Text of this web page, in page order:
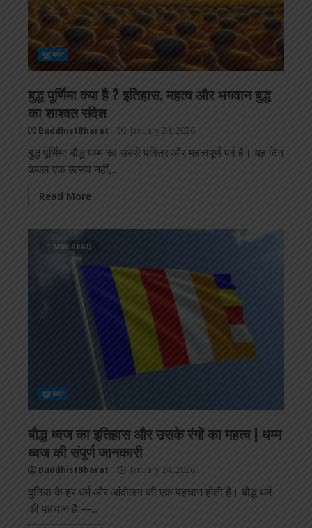
बुद्ध कथा
बुद्ध पूर्णिमा क्या है ? इतिहास, महत्व और भगवान बुद्ध
का शाश्वत संदेश
BuddhistBharat January 24, 2026
बुद्ध पूर्णिमा बौद्ध धम्म का सबसे पवित्र और महत्वपूर्ण पर्व है। यह दिन
केवल एक उत्सव नहीं,...
Read More
1 MIN READ
बुद्ध कथा
बौद्ध ध्वज का इतिहास और उसके रंगों का महत्व | धम्म
ध्वज की संपूर्ण जानकारी
BuddhistBharat January 24, 2026
दुनिया के हर धर्म और आंदोलन की एक पहचान होती है। बौद्ध धर्म
की पहचान है —...